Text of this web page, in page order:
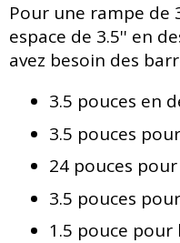
Pour une rampe de
espace de 3.5'' en
avez besoin des
3.5 pouces en
3.5 pouces
24 pouces
3.5 pouces
1.5 pouce pour